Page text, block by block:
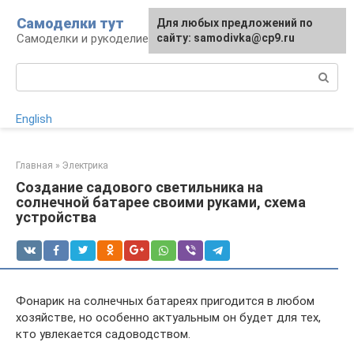
контенту
Самоделки тут
Самоделки и рукоделие для дома и участка
English
Главная » Электрика
Создание садового светильника на
солнечной батарее своими руками, схема
устройства
Фонарик на солнечных батареях пригодится в любом
хозяйстве, но особенно актуальным он будет для тех,
кто увлекается садоводством.
Для любых предложений по
сайту: samodivka@cp9.ru